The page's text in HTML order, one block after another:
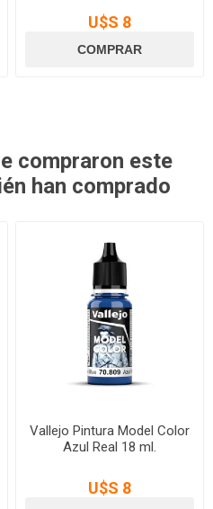
U$S 8
compraron este
han comprado
Vallejo Pintura Model Color
Azul Real 18 ml.
U$S 8